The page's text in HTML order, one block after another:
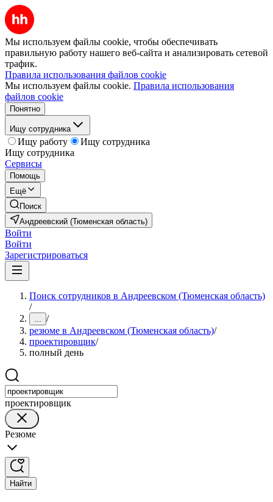
Мы используем файлы cookie, чтобы обеспечивать
правильную работу нашего веб-сайта и анализировать сетевой
трафик.
Правила использования файлов cookie
Мы используем файлы cookie. Правила использования
файлов cookie
Понятно
Ищу сотрудника
Ищу работу
Ищу сотрудника
Ищу сотрудника
Сервисы
Помощь
Ещё
Поиск
Андреевский (Тюменская область)
Войти
Войти
Зарегистрироваться
Поиск сотрудников в Андреевском (Тюменская область)
/
... /
резюме в Андреевском (Тюменская область)/
проектировщик/
полный день
проектировщик
Резюме
Найти